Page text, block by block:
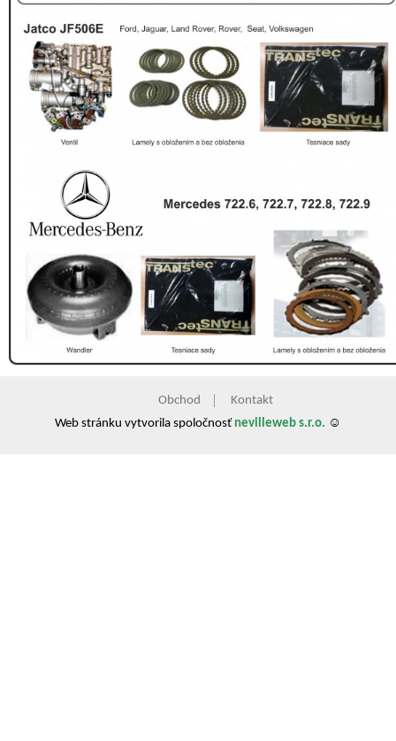
Obchod
Kontakt
Web stránku vytvorila spoločnosť nevilleweb s.r.o. ☺